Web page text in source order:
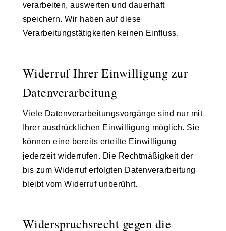
verarbeiten, auswerten und dauerhaft
speichern. Wir haben auf diese
Verarbeitungstätigkeiten keinen Einfluss.
Widerruf Ihrer Einwilligung zur
Datenverarbeitung
Viele Datenverarbeitungsvorgänge sind nur mit
Ihrer ausdrücklichen Einwilligung möglich. Sie
können eine bereits erteilte Einwilligung
jederzeit widerrufen. Die Rechtmäßigkeit der
bis zum Widerruf erfolgten Datenverarbeitung
bleibt vom Widerruf unberührt.
Widerspruchsrecht gegen die